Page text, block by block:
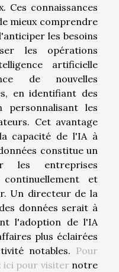
Ces connaissances
mieux comprendre
les besoins
les opérations
artificielle
de nouvelles
en identifiant des
personnalisant les
Cet avantage
capacité de l'IA à
constitue un
les entreprises
et
Un directeur de la
données serait à
l'adoption de l'IA
plus éclairées
notables. Pour
ici pour visiter notre